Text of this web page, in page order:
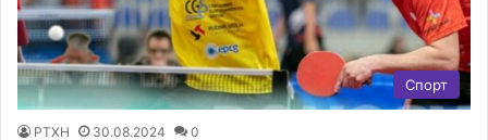
Спорт
РТХН 30.08.2024 0